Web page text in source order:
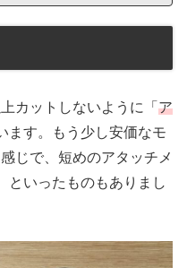
カットしないように「 ア
ます。もう少し安価なモ
じで、短めのアタッチメ
といったものもありまし